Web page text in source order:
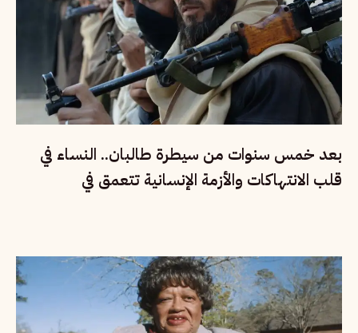
بعد خمس سنوات من سيطرة طالبان.. النساء في
قلب الانتهاكات والأزمة الإنسانية تتعمق في